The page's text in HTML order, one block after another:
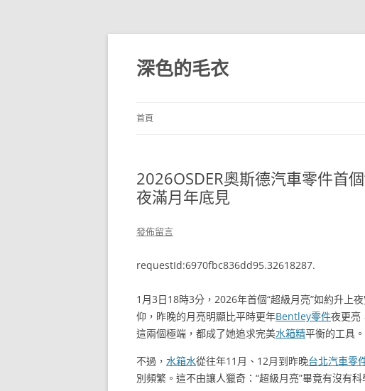
跳
主
要
內
深色的毛衣
首頁
2026OSDER奧斯德汽車零件首
夜滿月年底見
發佈留言
requestId:6970fbc836dd95.32618287.
1月3日18時3分，2026年首個“超級月亮”如約升上
仰，昨晚的月亮明顯比平時更年Bentley零件夜更亮
這兩個極端，都成了她追求完美水箱精平衡的工具
不過， 水箱水從往年11月、12月到昨晚台北汽車零
別頻繁。這不由讓人獵奇：“超級月亮”畢竟有沒有